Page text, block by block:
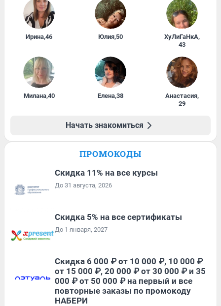
Ирина,46 Юлия,50 ХуЛиГаНкА,
43
Милана,40 Елена,38 Анастасия,
29
Начать знакомиться
ПРОМОКОДЫ
Скидка 11% на все курсы
До 31 августа, 2026
Скидка 5% на все сертификаты
До 1 января, 2027
Скидка 6 000 ₽ от 10 000 ₽, 10 000 ₽
от 15 000 ₽, 20 000 ₽ от 30 000 ₽ и 35
000 ₽ от 50 000 ₽ на первый и все
повторные заказы по промокоду
НАБЕРИ